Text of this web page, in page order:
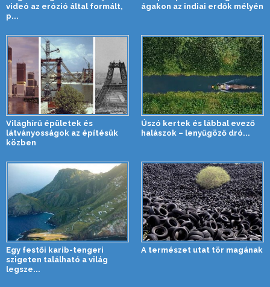
videó az erózió által formált,
p...
ágakon az indiai erdők mélyén
Világhírű épületek és
látványosságok az építésük
közben
Úszó kertek és lábbal evező
halászok – lenyűgöző dró...
Egy festői karib-tengeri
szigeten található a világ
legsze...
A természet utat tör magának